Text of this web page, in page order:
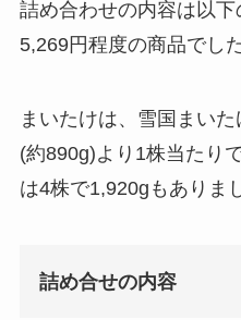
詰め合わせの内容は以
5,269円程度の商品でした
まいたけは、雪国まい
(約890g)より1株当たり
は4株で1,920gもありま
詰め合せの内容